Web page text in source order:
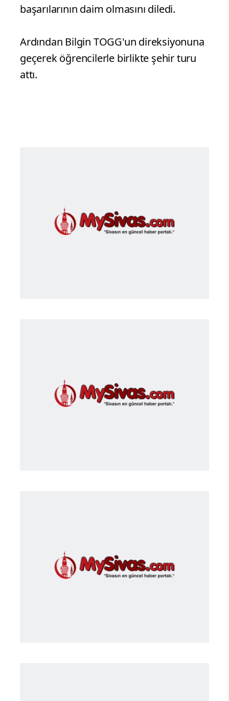
başarılarının daim olmasını diledi.
Ardından Bilgin TOGG'un direksiyonuna
geçerek öğrencilerle birlikte şehir turu
attı.